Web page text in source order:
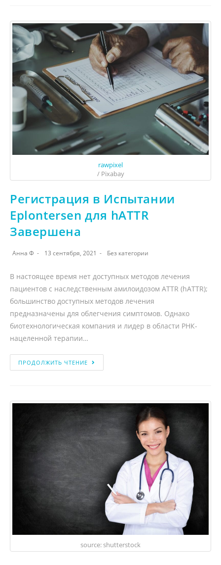
rawpixel
/ Pixabay
Регистрация в Испытании
Eplontersen для hATTR
Завершена
Анна Ф 13 сентября, 2021 Без категории
В настоящее время нет доступных методов лечения
пациентов с наследственным амилоидозом ATTR (hATTR);
большинство доступных методов лечения
предназначены для облегчения симптомов. Однако
биотехнологическая компания и лидер в области РНК-
нацеленной терапии…
ПРОДОЛЖИТЬ ЧТЕНИЕ
source: shutterstock